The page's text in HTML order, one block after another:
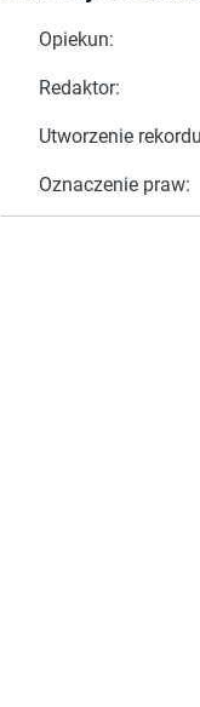
Opiekun:
Redaktor:
Utworzenie
Oznaczenie praw: